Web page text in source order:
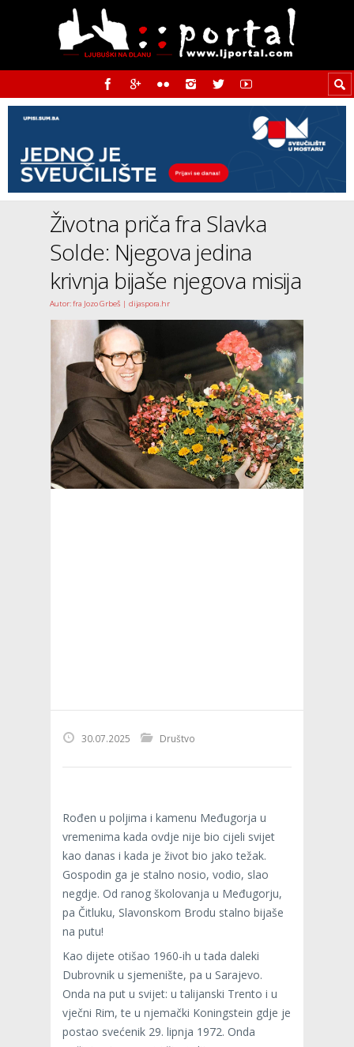
Životna priča fra Slavka
Solde: Njegova jedina
krivnja bijaše njegova misija
Autor: fra Jozo Grbeš | dijaspora.hr
30.07.2025 Društvo
Rođen u poljima i kamenu Međugorja u
vremenima kada ovdje nije bio cijeli svijet
kao danas i kada je život bio jako težak.
Gospodin ga je stalno nosio, vodio, slao
negdje. Od ranog školovanja u Međugorju,
pa Čitluku, Slavonskom Brodu stalno bijaše
na putu!
Kao dijete otišao 1960-ih u tada daleki
Dubrovnik u sjemenište, pa u Sarajevo.
Onda na put u svijet: u talijanski Trento i u
vječni Rim, te u njemački Koningstein gdje je
postao svećenik 29. lipnja 1972. Onda